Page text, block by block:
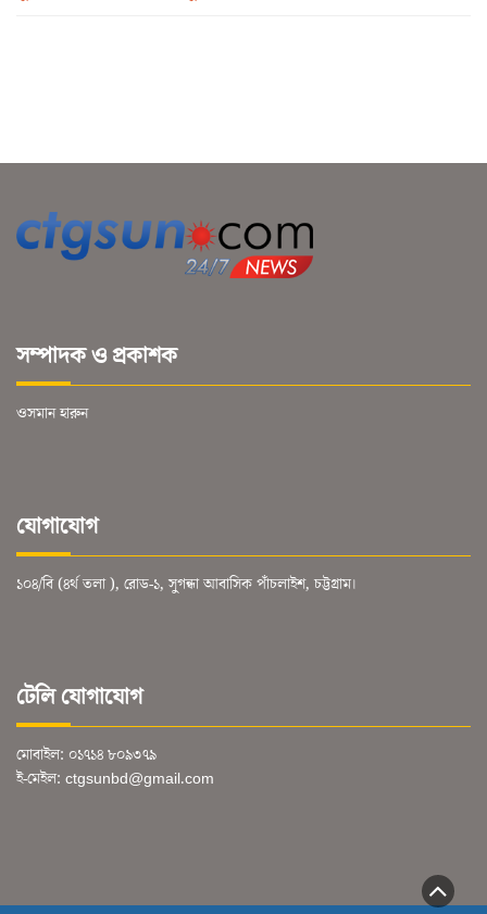
সম্পাদক ও প্রকাশক
ওসমান হারুন
যোগাযোগ
১০৪/বি (৪র্থ তলা ), রোড-১, সুগন্ধা আবাসিক পাঁচলাইশ, চট্টগ্রাম।
টেলি যোগাযোগ
মোবাইল: ০১৭১৪ ৮০৯৩৭৯
ই-মেইল: ctgsunbd@gmail.com